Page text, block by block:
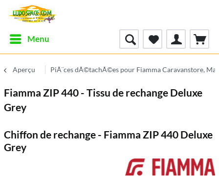
Menu
Aperçu PiÃ¨ces dÃ©tachÃ©es pour Fiamma Caravanstore,
Fiamma ZIP 440 - Tissu de rechange Deluxe
Grey
Chiffon de rechange - Fiamma ZIP 440 Deluxe
Grey